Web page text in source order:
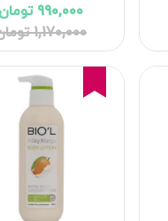
990,000 تومان
1,170,000 تومان